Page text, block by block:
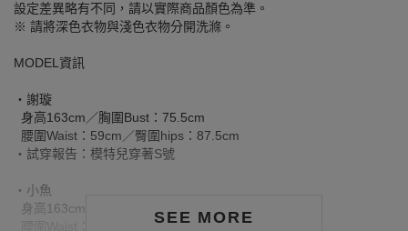
SEE MORE
設定差異略有不同，請以實際商品顏色為準。
※ 請將深色衣物與淺色衣物分開洗滌。
MODEL資訊
‧謝璇
身高163cm／胸圍Bust：75.5cm
腰圍Waist：59cm／臀圍hips：87.5cm
‧試穿報告：模特兒穿著S號
‧小魚
身高163cm／胸圍Bust：79cm
腰圍Waist：63cm／臀圍hips：85cm